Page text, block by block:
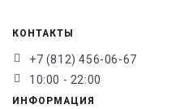
КОНТАКТЫ
+7 (812) 456-06-67
10:00 - 22:00
ИНФОРМАЦИЯ